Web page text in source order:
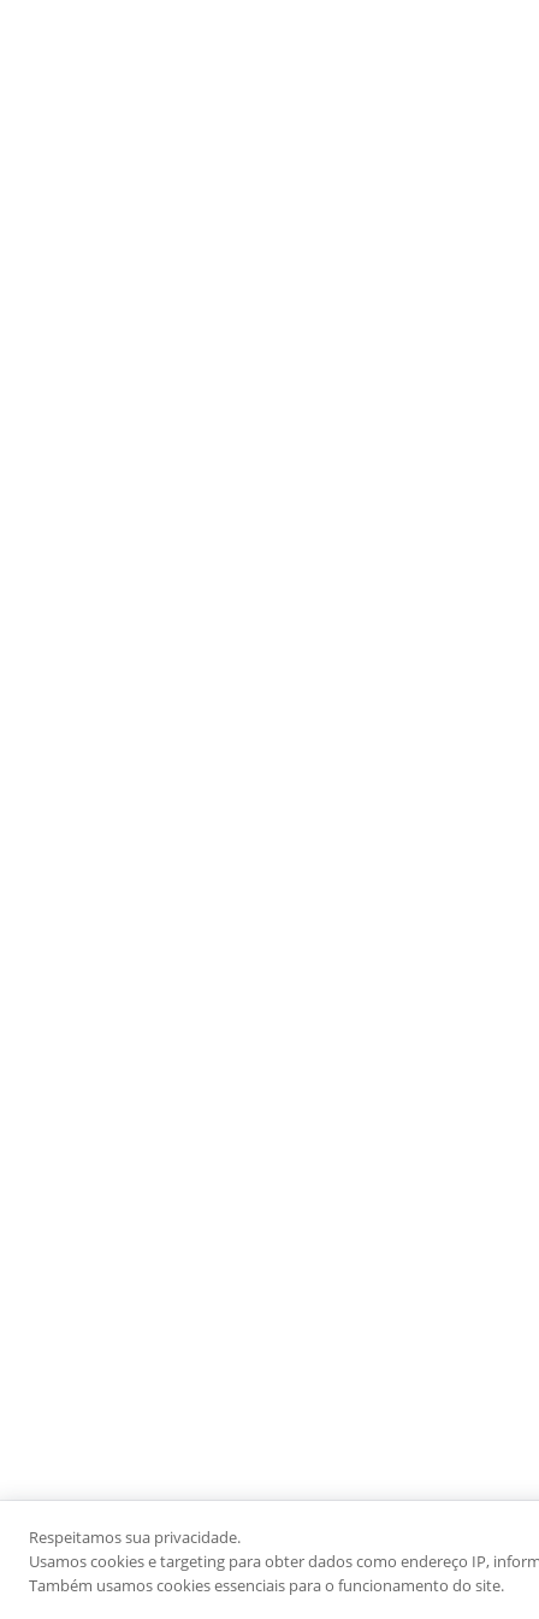
Respeitamos sua privacidade.
Usamos cookies e targeting para obter dados como endereço IP,
Também usamos cookies essenciais para o funcionamento do site.